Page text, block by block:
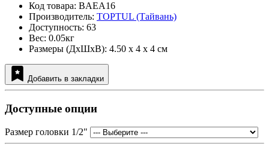
Код товара: BAEA16
Производитель: TOPTUL (Тайвань)
Доступность: 63
Вес: 0.05кг
Размеры (ДxШxВ): 4.50 x 4 x 4 см
Добавить в закладки
Доступные опции
Размер головки 1/2"